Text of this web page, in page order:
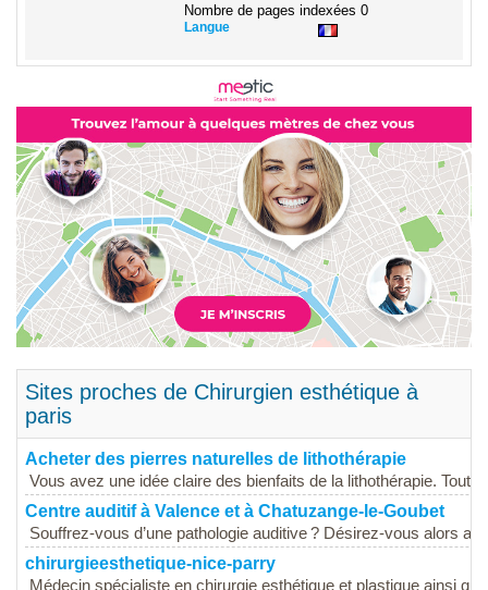
Nombre de pages indexées 0
Langue
Sites proches de Chirurgien esthétique à
paris
Acheter des pierres naturelles de lithothérapie
Vous avez une idée claire des bienfaits de la lithothérapie.
Centre auditif à Valence et à Chatuzange-le-Goubet
Souffrez-vous d’une pathologie auditive ? Désirez-vous alors
chirurgieesthetique-nice-parry
Médecin spécialiste en chirurgie esthétique et plastique ainsi